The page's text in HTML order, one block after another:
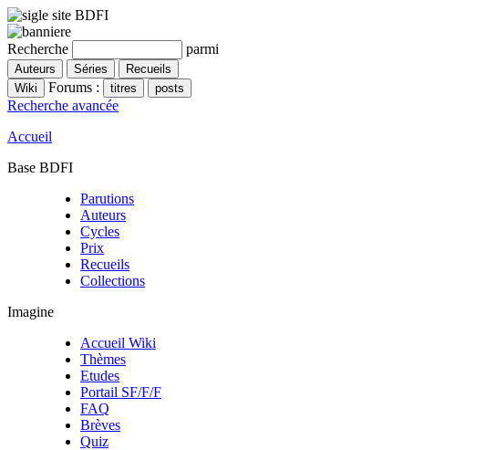
Recherche parmi
Forums :
Recherche avancée
Accueil
Base BDFI
Parutions
Auteurs
Cycles
Prix
Recueils
Collections
Imagine
Accueil Wiki
Thèmes
Etudes
Portail SF/F/F
FAQ
Brèves
Quiz